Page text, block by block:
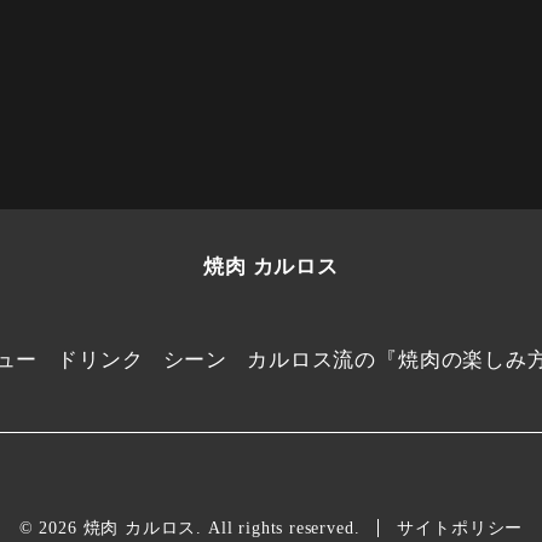
焼肉 カルロス
ー ドリンク シーン カルロス流の『焼肉の楽しみ
© 2026 焼肉 カルロス. All rights reserved. サイトポリシー